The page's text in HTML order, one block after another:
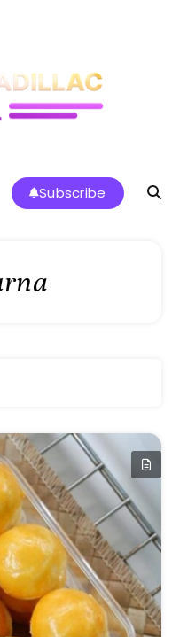
Subscribe